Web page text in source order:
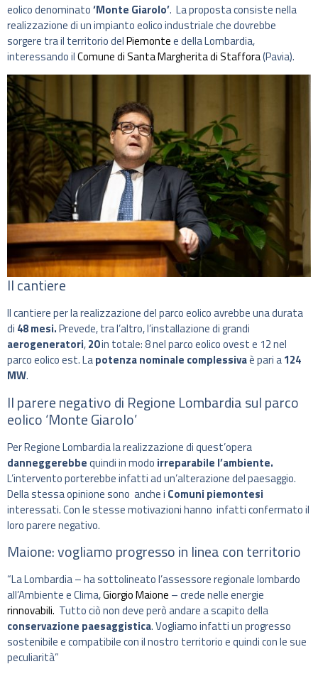
eolico denominato‘Monte Giarolo’. La proposta consiste nella
realizzazione di un impianto eolico industriale che dovrebbe
sorgere tra il territorio delPiemontee della Lombardia,
interessando ilComune di Santa Margherita di Staffora(Pavia).
Il cantiere
Il cantiere per la realizzazione del parco eolico avrebbe una durata
di 48 mesi.Prevede, tra l’altro, l’installazione di grandi
aerogeneratori,20in totale: 8 nel parco eolico ovest e 12 nel
parco eolico est. Lapotenza nominale complessivaè pari a124
MW.
Il parere negativo di Regione Lombardia sul parco
eolico ‘Monte Giarolo’
Per Regione Lombardia la realizzazione di quest’opera
danneggerebbequindi in modo irreparabile l’ambiente.
L’intervento porterebbe infatti ad un’alterazione del paesaggio.
Della stessa opinione sono anche i Comuni piemontesi
interessati. Con le stesse motivazioni hanno infatti confermato il
loro parere negativo.
Maione: vogliamo progresso in linea con territorio
“La Lombardia – ha sottolineato l’assessore regionale lombardo
all’Ambiente e Clima,Giorgio Maione – crede nelle energie
rinnovabili. Tutto ciò non deve però andare a scapito della
conservazione paesaggistica. Vogliamo infatti un progresso
sostenibile e compatibile con il nostro territorio e quindi con le sue
peculiarità”